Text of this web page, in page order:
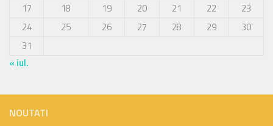
17
18 19 20 21 22
23
24
25 26 27 28 29
30
31
« iul.
NOUTATI